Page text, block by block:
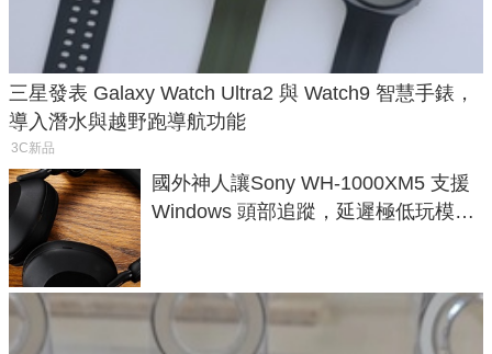
三星發表 Galaxy Watch Ultra2 與 Watch9 智慧手錶，
導入潛水與越野跑導航功能
3C新品
國外神人讓Sony WH-1000XM5 支援
Windows 頭部追蹤，延遲極低玩模擬